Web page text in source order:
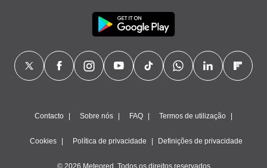
Contacto Sobre nós FAQ Termos de utilização
Cookies Política de privacidade Definições de privacidade
© 2026 Meteored. Todos os direitos reservados